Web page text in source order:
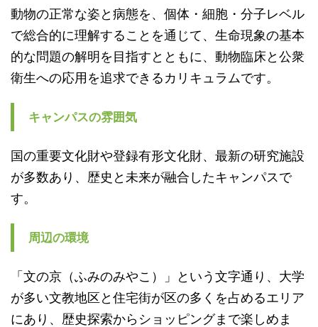
動物の正常な姿と病態を、個体・細胞・分子レベル
で総合的に理解することを通じて、生命現象の基本
的な問題の解明を目指すとともに、動物臨床と公衆
衛生への応用を追求できるカリキュラムです。
キャンパスの雰囲気
国の重要文化財や登録有形文化財、最新の研究施設
が多数あり、歴史と未来が融合したキャンパスで
す。
周辺の環境
「文の京（ふみのみやこ）」という文字通り、大学
が多い文教地区と住宅街が区の多くを占めるエリア
にあり、歴史探索からショッピングまで楽しめま